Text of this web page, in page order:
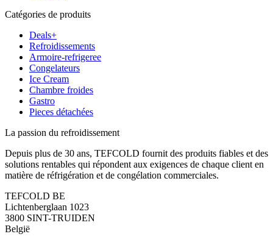
Catégories de produits
Deals+
Refroidissements
Armoire-refrigeree
Congelateurs
Ice Cream
Chambre froides
Gastro
Pieces détachées
La passion du refroidissement
Depuis plus de 30 ans, TEFCOLD fournit des produits fiables et des
solutions rentables qui répondent aux exigences de chaque client en
matière de réfrigération et de congélation commerciales.
TEFCOLD BE
Lichtenberglaan 1023
3800 SINT-TRUIDEN
België